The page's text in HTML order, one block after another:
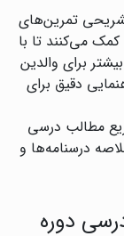
تمرین‌های
می‌کنند تا با
برای والدین
دقیق برای
مطالب درسی
درسنامه‌ها و
دوره